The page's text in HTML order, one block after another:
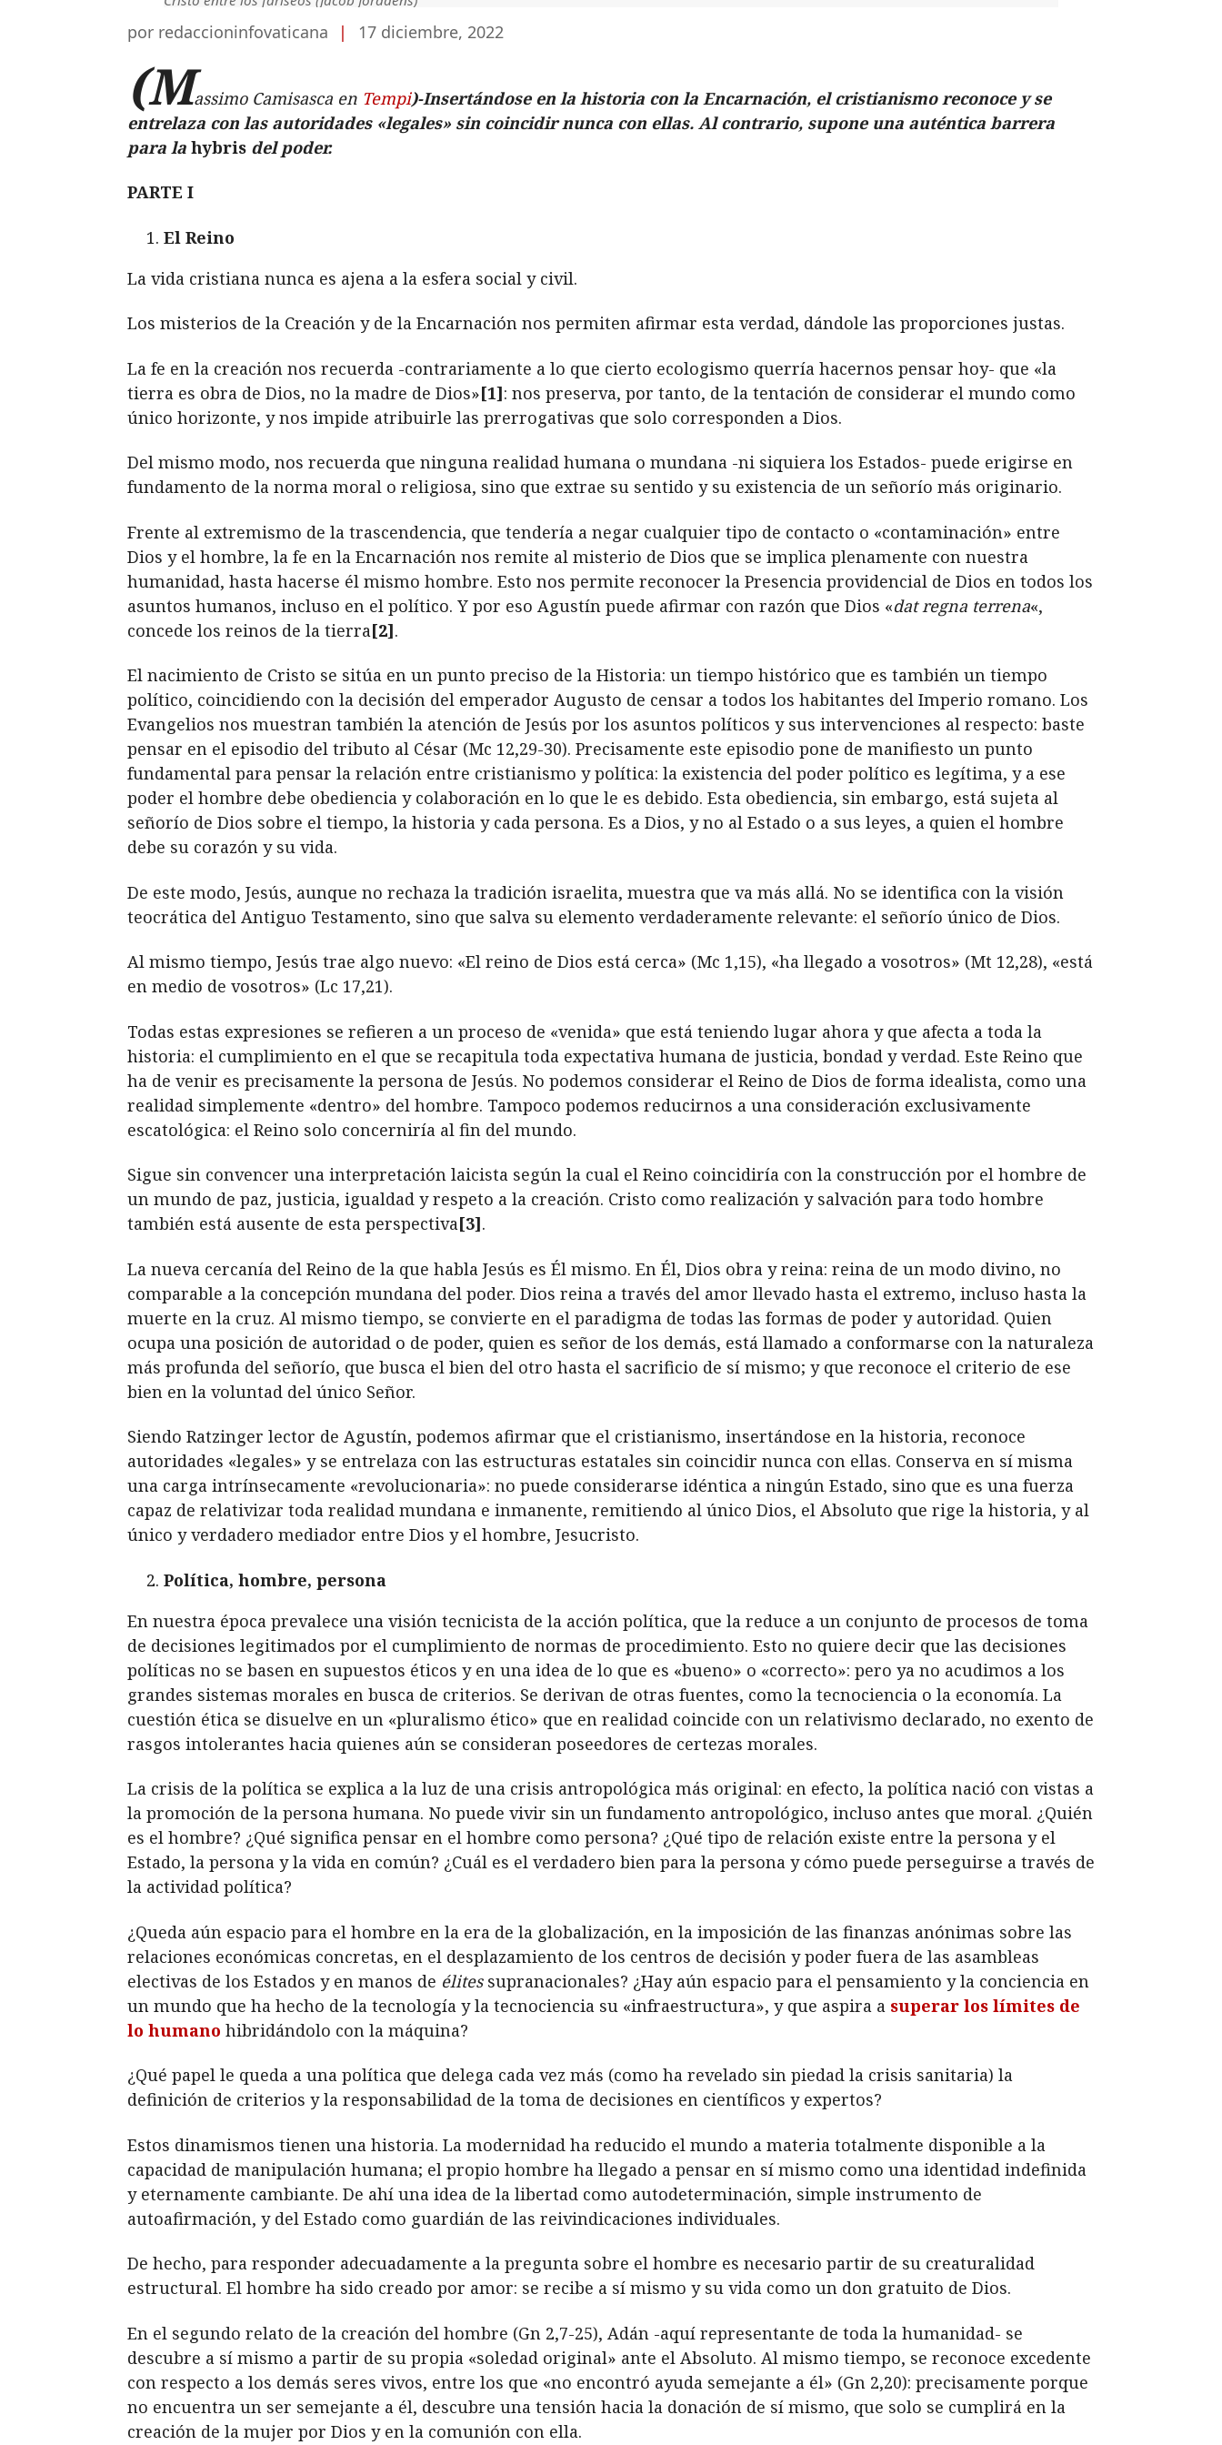
por redaccioninfovaticana | 17 diciembre, 2022
(Massimo Camisasca en Tempi)-Insertándose en la historia con la Encarnación, el cristianismo reconoce y se
entrelaza con las autoridades «legales» sin coincidir nunca con ellas. Al contrario, supone una auténtica barrera
para la hybris del poder.
PARTE I
El Reino
La vida cristiana nunca es ajena a la esfera social y civil.
Los misterios de la Creación y de la Encarnación nos permiten afirmar esta verdad, dándole las proporciones justas.
La fe en la creación nos recuerda -contrariamente a lo que cierto ecologismo querría hacernos pensar hoy- que «la
tierra es obra de Dios, no la madre de Dios»[1]: nos preserva, por tanto, de la tentación de considerar el mundo como
único horizonte, y nos impide atribuirle las prerrogativas que solo corresponden a Dios.
Del mismo modo, nos recuerda que ninguna realidad humana o mundana -ni siquiera los Estados- puede erigirse en
fundamento de la norma moral o religiosa, sino que extrae su sentido y su existencia de un señorío más originario.
Frente al extremismo de la trascendencia, que tendería a negar cualquier tipo de contacto o «contaminación» entre
Dios y el hombre, la fe en la Encarnación nos remite al misterio de Dios que se implica plenamente con nuestra
humanidad, hasta hacerse él mismo hombre. Esto nos permite reconocer la Presencia providencial de Dios en todos los
asuntos humanos, incluso en el político. Y por eso Agustín puede afirmar con razón que Dios «dat regna terrena«,
concede los reinos de la tierra[2].
El nacimiento de Cristo se sitúa en un punto preciso de la Historia: un tiempo histórico que es también un tiempo
político, coincidiendo con la decisión del emperador Augusto de censar a todos los habitantes del Imperio romano. Los
Evangelios nos muestran también la atención de Jesús por los asuntos políticos y sus intervenciones al respecto: baste
pensar en el episodio del tributo al César (Mc 12,29-30). Precisamente este episodio pone de manifiesto un punto
fundamental para pensar la relación entre cristianismo y política: la existencia del poder político es legítima, y a ese
poder el hombre debe obediencia y colaboración en lo que le es debido. Esta obediencia, sin embargo, está sujeta al
señorío de Dios sobre el tiempo, la historia y cada persona. Es a Dios, y no al Estado o a sus leyes, a quien el hombre
debe su corazón y su vida.
De este modo, Jesús, aunque no rechaza la tradición israelita, muestra que va más allá. No se identifica con la visión
teocrática del Antiguo Testamento, sino que salva su elemento verdaderamente relevante: el señorío único de Dios.
Al mismo tiempo, Jesús trae algo nuevo: «El reino de Dios está cerca» (Mc 1,15), «ha llegado a vosotros» (Mt 12,28), «está
en medio de vosotros» (Lc 17,21).
Todas estas expresiones se refieren a un proceso de «venida» que está teniendo lugar ahora y que afecta a toda la
historia: el cumplimiento en el que se recapitula toda expectativa humana de justicia, bondad y verdad. Este Reino que
ha de venir es precisamente la persona de Jesús. No podemos considerar el Reino de Dios de forma idealista, como una
realidad simplemente «dentro» del hombre. Tampoco podemos reducirnos a una consideración exclusivamente
escatológica: el Reino solo concerniría al fin del mundo.
Sigue sin convencer una interpretación laicista según la cual el Reino coincidiría con la construcción por el hombre de
un mundo de paz, justicia, igualdad y respeto a la creación. Cristo como realización y salvación para todo hombre
también está ausente de esta perspectiva[3].
La nueva cercanía del Reino de la que habla Jesús es Él mismo. En Él, Dios obra y reina: reina de un modo divino, no
comparable a la concepción mundana del poder. Dios reina a través del amor llevado hasta el extremo, incluso hasta la
muerte en la cruz. Al mismo tiempo, se convierte en el paradigma de todas las formas de poder y autoridad. Quien
ocupa una posición de autoridad o de poder, quien es señor de los demás, está llamado a conformarse con la naturaleza
más profunda del señorío, que busca el bien del otro hasta el sacrificio de sí mismo; y que reconoce el criterio de ese
bien en la voluntad del único Señor.
Siendo Ratzinger lector de Agustín, podemos afirmar que el cristianismo, insertándose en la historia, reconoce
autoridades «legales» y se entrelaza con las estructuras estatales sin coincidir nunca con ellas. Conserva en sí misma
una carga intrínsecamente «revolucionaria»: no puede considerarse idéntica a ningún Estado, sino que es una fuerza
capaz de relativizar toda realidad mundana e inmanente, remitiendo al único Dios, el Absoluto que rige la historia, y al
único y verdadero mediador entre Dios y el hombre, Jesucristo.
Política, hombre, persona
En nuestra época prevalece una visión tecnicista de la acción política, que la reduce a un conjunto de procesos de toma
de decisiones legitimados por el cumplimiento de normas de procedimiento. Esto no quiere decir que las decisiones
políticas no se basen en supuestos éticos y en una idea de lo que es «bueno» o «correcto»: pero ya no acudimos a los
grandes sistemas morales en busca de criterios. Se derivan de otras fuentes, como la tecnociencia o la economía. La
cuestión ética se disuelve en un «pluralismo ético» que en realidad coincide con un relativismo declarado, no exento de
rasgos intolerantes hacia quienes aún se consideran poseedores de certezas morales.
La crisis de la política se explica a la luz de una crisis antropológica más original: en efecto, la política nació con vistas a
la promoción de la persona humana. No puede vivir sin un fundamento antropológico, incluso antes que moral. ¿Quién
es el hombre? ¿Qué significa pensar en el hombre como persona? ¿Qué tipo de relación existe entre la persona y el
Estado, la persona y la vida en común? ¿Cuál es el verdadero bien para la persona y cómo puede perseguirse a través de
la actividad política?
¿Queda aún espacio para el hombre en la era de la globalización, en la imposición de las finanzas anónimas sobre las
relaciones económicas concretas, en el desplazamiento de los centros de decisión y poder fuera de las asambleas
electivas de los Estados y en manos de élites supranacionales? ¿Hay aún espacio para el pensamiento y la conciencia en
un mundo que ha hecho de la tecnología y la tecnociencia su «infraestructura», y que aspira a superar los límites de
lo humano hibridándolo con la máquina?
¿Qué papel le queda a una política que delega cada vez más (como ha revelado sin piedad la crisis sanitaria) la
definición de criterios y la responsabilidad de la toma de decisiones en científicos y expertos?
Estos dinamismos tienen una historia. La modernidad ha reducido el mundo a materia totalmente disponible a la
capacidad de manipulación humana; el propio hombre ha llegado a pensar en sí mismo como una identidad indefinida
y eternamente cambiante. De ahí una idea de la libertad como autodeterminación, simple instrumento de
autoafirmación, y del Estado como guardián de las reivindicaciones individuales.
De hecho, para responder adecuadamente a la pregunta sobre el hombre es necesario partir de su creaturalidad
estructural. El hombre ha sido creado por amor: se recibe a sí mismo y su vida como un don gratuito de Dios.
En el segundo relato de la creación del hombre (Gn 2,7-25), Adán -aquí representante de toda la humanidad- se
descubre a sí mismo a partir de su propia «soledad original» ante el Absoluto. Al mismo tiempo, se reconoce excedente
con respecto a los demás seres vivos, entre los que «no encontró ayuda semejante a él» (Gn 2,20): precisamente porque
no encuentra un ser semejante a él, descubre una tensión hacia la donación de sí mismo, que solo se cumplirá en la
creación de la mujer por Dios y en la comunión con ella.